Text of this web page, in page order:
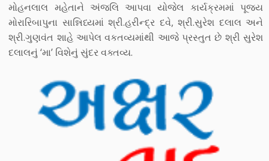
મોહનલાલ મહેતાને અંજલિ આપવા યોજેલ કાર્યક્રમમાં પૂજ્ય
મોરારિબાપુના સાન્નિધ્યમાં શ્રી.હરીન્દ્ર દવે, શ્રી.સુરેશ દલાલ અને
શ્રી.ગુણવંત શાહે આપેલ વકતવ્યમાંથી આજે પ્રસ્તુત છે શ્રી સુરેશ
દલાલનું ‘મા’ વિશેનું સુંદર વક્તવ્ય.